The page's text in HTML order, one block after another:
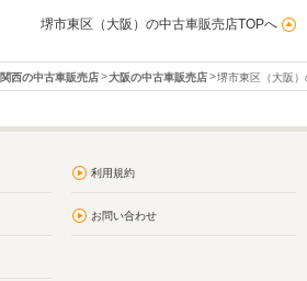
堺市東区（大阪）の中古車販売店TOPへ
関西の中古車販売店 大阪の中古車販売店 堺市東区（大阪
利用規約
お問い合わせ